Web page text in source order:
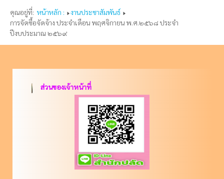
คุณอยู่ที่: หน้าหลัก :
งานประชาสัมพันธ์
การจัดซื้อจัดจ้าง ประจำเดือน พฤศจิกายน พ.ศ.๒๕๖๘ ประจำ
ปีงบประมาณ ๒๕๖๙
ส่วนของเจ้าหน้าที่